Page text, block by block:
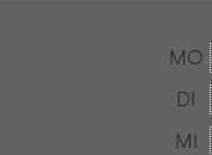
MO
DI
MI